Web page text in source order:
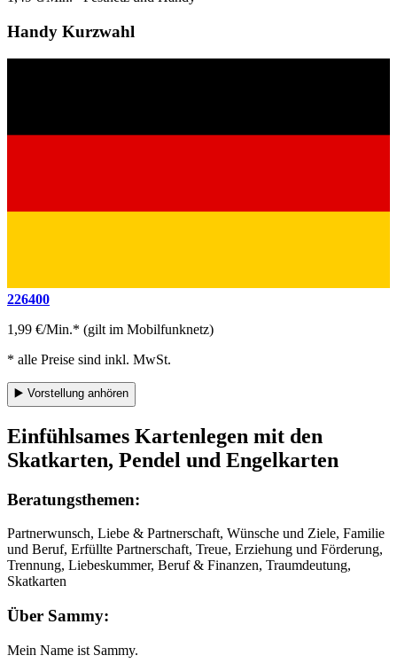
Handy Kurzwahl
226400
1,99 €/Min.* (gilt im Mobilfunknetz)
* alle Preise sind inkl. MwSt.
▶️ Vorstellung anhören
Einfühlsames Kartenlegen mit den
Skatkarten, Pendel und Engelkarten
Beratungsthemen:
Partnerwunsch, Liebe & Partnerschaft, Wünsche und Ziele, Familie
und Beruf, Erfüllte Partnerschaft, Treue, Erziehung und Förderung,
Trennung, Liebeskummer, Beruf & Finanzen, Traumdeutung,
Skatkarten
Über Sammy:
Mein Name ist Sammy.